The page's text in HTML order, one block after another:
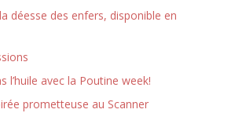
déesse des enfers, disponible en
l’huile avec la Poutine week!
prometteuse au Scanner